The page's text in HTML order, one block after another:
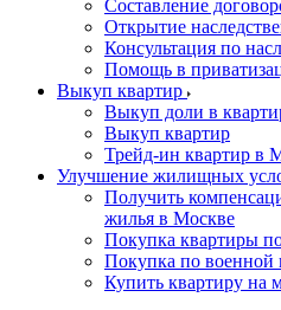
Составление
Открытие
Консультация по
Помощь в
Выкуп квартир
Выкуп доли в
Выкуп квартир
Трейд-ин квартир в
Улучшение жилищных
Получить
жилья в Москве
Покупка квартиры
Покупка по военной
Купить квартиру на